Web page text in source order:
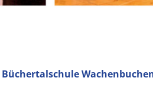
Büchertalschule